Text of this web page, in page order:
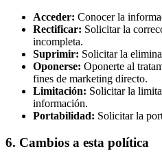
Acceder: Conocer la
Rectificar: Solicitar la
incompleta.
Suprimir: Solicitar la
Oponerse: Oponerte al
fines de marketing directo.
Limitación: Solicitar la
información.
Portabilidad: Solicitar la
6. Cambios a esta política